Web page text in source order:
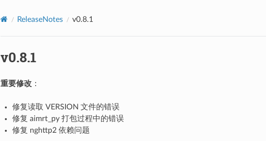
ReleaseNotes v0.8.1
v0.8.1
重要修改：
修复读取 VERSION 文件的错误
修复 aimrt_py 打包过程中的错误
修复 nghttp2 依赖问题